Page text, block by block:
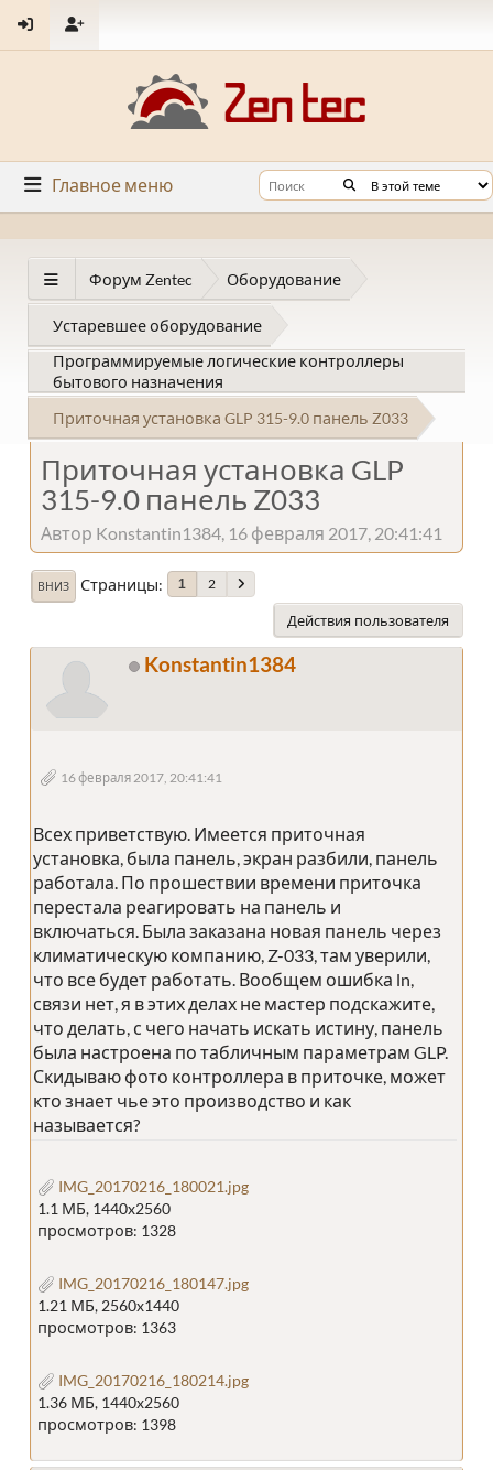
Главное меню
Форум Zentec Оборудование
Устаревшее оборудование
Программируемые логические контроллеры
бытового назначения
Приточная установка GLP 315-9.0 панель Z033
Приточная установка GLP
315-9.0 панель Z033
Автор Konstantin1384, 16 февраля 2017, 20:41:41
ВНИЗ Страницы 1 2
Действия пользователя
Konstantin1384
16 февраля 2017, 20:41:41
Всех приветствую. Имеется приточная
установка, была панель, экран разбили, панель
работала. По прошествии времени приточка
перестала реагировать на панель и
включаться. Была заказана новая панель через
климатическую компанию, Z-033, там уверили,
что все будет работать. Вообщем ошибка ln,
связи нет, я в этих делах не мастер подскажите,
что делать, с чего начать искать истину, панель
была настроена по табличным параметрам GLP.
Скидываю фото контроллера в приточке, может
кто знает чье это производство и как
называется?
IMG_20170216_180021.jpg
1.1 МБ, 1440x2560
просмотров: 1328
IMG_20170216_180147.jpg
1.21 МБ, 2560x1440
просмотров: 1363
IMG_20170216_180214.jpg
1.36 МБ, 1440x2560
просмотров: 1398